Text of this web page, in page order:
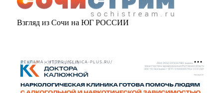
Взгляд из Сочи на ЮГ РОССИИ
РЕКЛАМА • HTTPS://CLINICA-PLUS.RU/